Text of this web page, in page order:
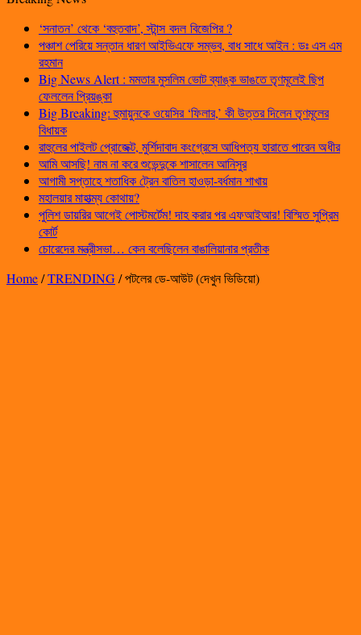
‘সনাতন’ থেকে ‘বহুতবাদ’, স্টান্স বদল বিজেপির ?
পঞ্চাশ পেরিয়ে সন্তান ধারণ আইভিএফে সম্ভব, বাধ সাধে আইন : ডঃ এস এম
রহমান
Big News Alert : মমতার মুসলিম ভোট ব্যাঙ্ক ভাঙতে তৃণমূলেই ছিপ
ফেললেন প্রিয়ঙ্কা
Big Breaking: হুমায়ুনকে ওয়েসির ‘ফিলার,’ কী উত্তর দিলেন তৃণমূলের
বিধায়ক
রাহুলের পাইলট প্রোজেক্ট, মুর্শিদাবাদ কংগ্রেসে আধিপত্য হারাতে পারেন অধীর
আমি আসছি! নাম না করে শুভেন্দুকে শাসালেন আনিসুর
আগামী সপ্তাহে শতাধিক ট্রেন বাতিল হাওড়া-বর্ধমান শাখায়
মহালয়ার মাহাত্ম্য কোথায়?
পুলিশ ডায়রির আগেই পোস্টমর্টেম! দাহ করার পর এফআইআর! বিস্মিত সুপ্রিম
কোর্ট
চোরেদের মন্ত্রীসভা… কেন বলেছিলেন বাঙালিয়ানার প্রতীক
Home/TRENDING/পটলের ডে-আউট (দেখুন ভিডিয়ো)